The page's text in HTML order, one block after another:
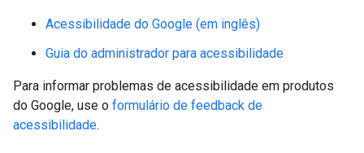
Acessibilidade do Google (em inglês)
Guia do administrador para acessibilidade
Para informar problemas de acessibilidade em produtos
do Google, use o formulário de feedback de
acessibilidade.